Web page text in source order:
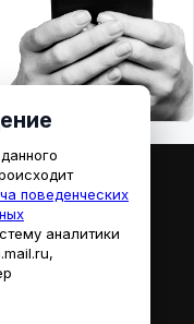
поведенческих
аналитики